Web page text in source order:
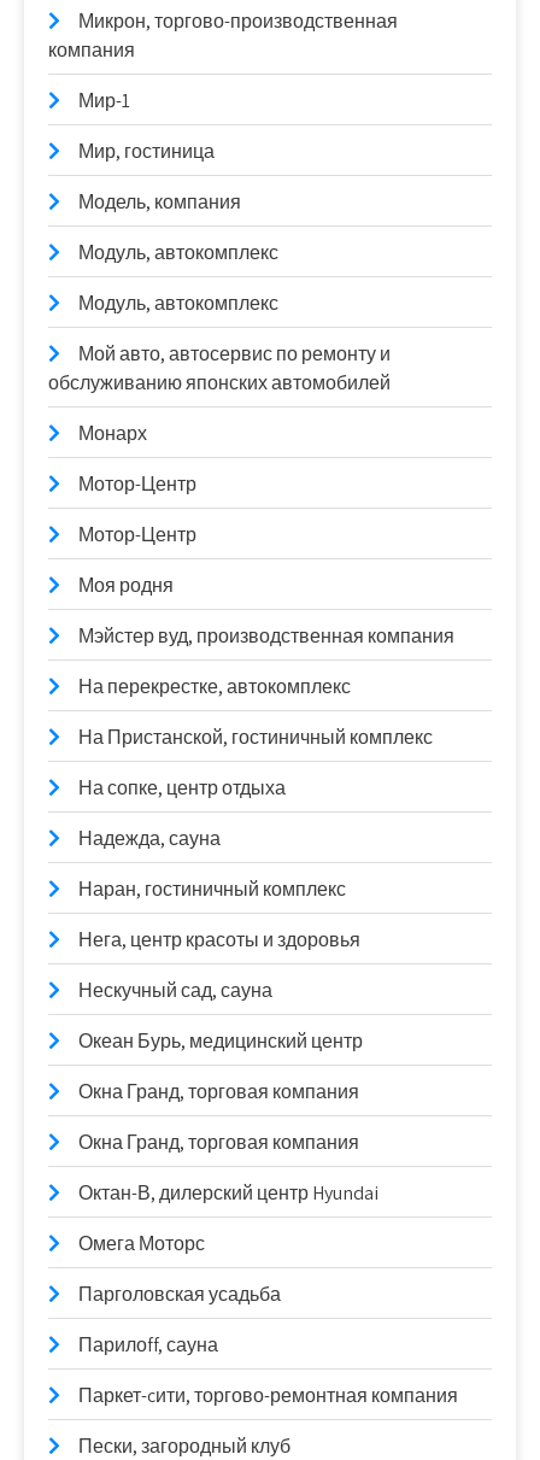
Микрон, торгово-производственная
компания
Мир-1
Мир, гостиница
Модель, компания
Модуль, автокомплекс
Модуль, автокомплекс
Мой авто, автосервис по ремонту и
обслуживанию японских автомобилей
Монарх
Мотор-Центр
Мотор-Центр
Моя родня
Мэйстер вуд, производственная компания
На перекрестке, автокомплекс
На Пристанской, гостиничный комплекс
На сопке, центр отдыха
Надежда, сауна
Наран, гостиничный комплекс
Нега, центр красоты и здоровья
Нескучный сад, сауна
Океан Бурь, медицинский центр
Окна Гранд, торговая компания
Окна Гранд, торговая компания
Октан-В, дилерский центр Hyundai
Омега Моторс
Парголовская усадьба
Парилоff, сауна
Паркет-cити, торгово-ремонтная компания
Пески, загородный клуб